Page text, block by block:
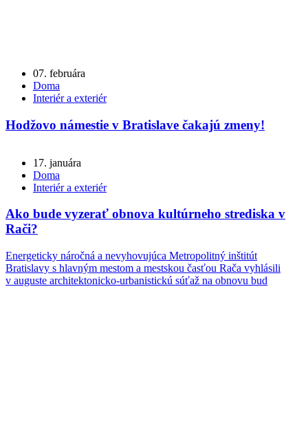
07. februára
Doma
Interiér a exteriér
Hodžovo námestie v Bratislave čakajú zmeny!
17. januára
Doma
Interiér a exteriér
Ako bude vyzerať obnova kultúrneho strediska v
Rači?
Energeticky náročná a nevyhovujúca Metropolitný inštitút
Bratislavy s hlavným mestom a mestskou časťou Rača vyhlásili
v auguste architektonicko-urbanistickú súťaž na obnovu bud